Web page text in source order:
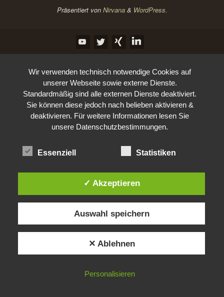
Präsentiert von Nirvana& WordPress.
Wir verwenden technisch notwendige Cookies auf
unserer Webseite sowie externe Dienste.
Standardmäßig sind alle externen Dienste deaktiviert.
Sie können diese jedoch nach belieben aktivieren &
deaktivieren. Für weitere Informationen lesen Sie
unsere Datenschutzbestimmungen.
Essenziell Statistiken
✓ Akzeptieren
Auswahl speichern
✕ Ablehnen
Personalisieren